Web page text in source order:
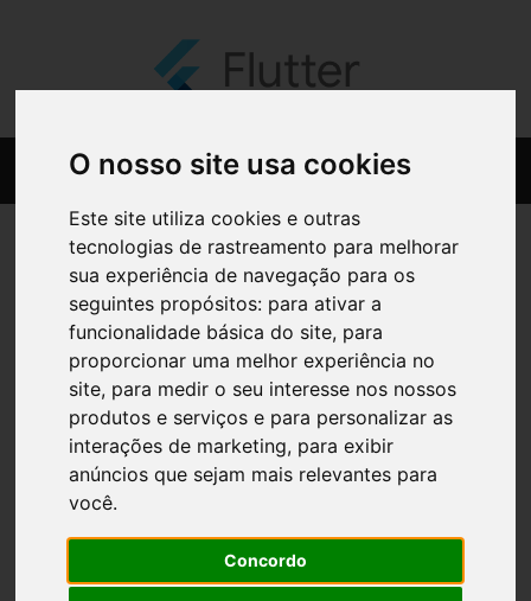
O nosso site usa cookies
Este site utiliza cookies e outras
tecnologias de rastreamento para melhorar
sua experiência de navegação para os
seguintes propósitos: para ativar a
funcionalidade básica do site, para
proporcionar uma melhor experiência no
site, para medir o seu interesse nos nossos
produtos e serviços e para personalizar as
interações de marketing, para exibir
anúncios que sejam mais relevantes para
você.
Concordo